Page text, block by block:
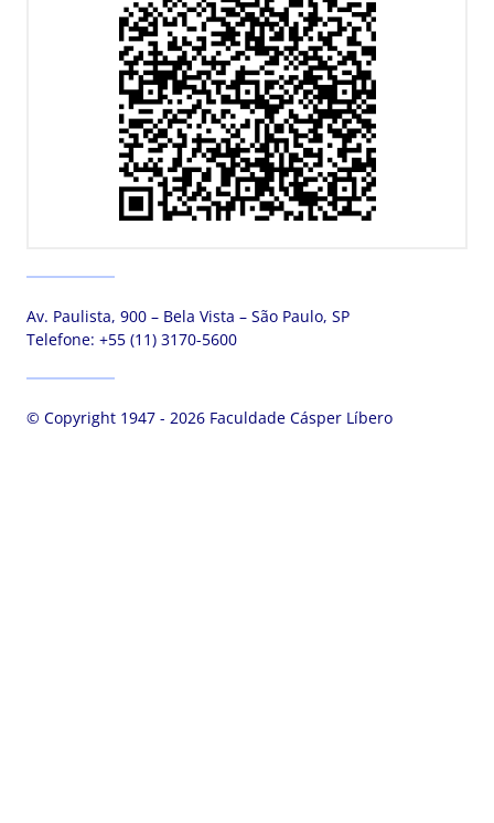
Av. Paulista, 900 – Bela Vista – São Paulo, SP
Telefone: +55 (11) 3170-5600
© Copyright 1947 - 2026 Faculdade Cásper Líbero